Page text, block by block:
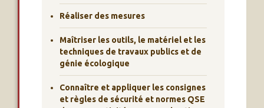
Réaliser des mesures
Maîtriser les outils, le matériel et les
techniques de travaux publics et de
génie écologique
Connaître et appliquer les consignes
et règles de sécurité et normes QSE